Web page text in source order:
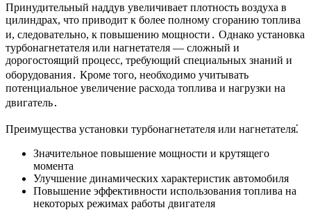
Принудительный наддув увеличивает плотность воздуха в
цилиндрах, что приводит к более полному сгоранию топлива
и, следовательно, к повышению мощности․ Однако установка
турбонагнетателя или нагнетателя — сложный и
дорогостоящий процесс, требующий специальных знаний и
оборудования․ Кроме того, необходимо учитывать
потенциальное увеличение расхода топлива и нагрузки на
двигатель․
Преимущества установки турбонагнетателя или нагнетателя⁚
Значительное повышение мощности и крутящего
момента
Улучшение динамических характеристик автомобиля
Повышение эффективности использования топлива на
некоторых режимах работы двигателя